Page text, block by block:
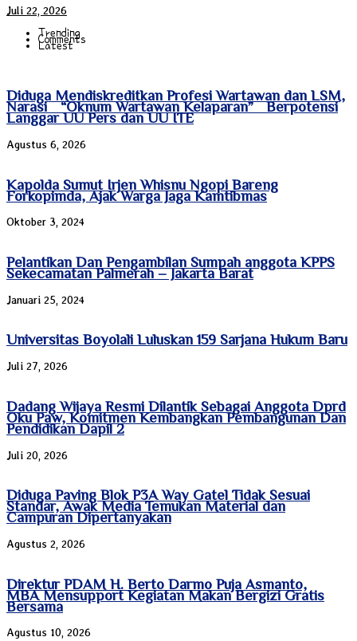
Juli 22, 2026
Trending
Comments
Latest
Diduga Mendiskreditkan Profesi Wartawan dan LSM,
Narasi “Oknum Wartawan Kelaparan” Berpotensi
Langgar UU Pers dan UU ITE
Agustus 6, 2026
Kapolda Sumut Irjen Whisnu Ngopi Bareng
Forkopimda, Ajak Warga Jaga Kamtibmas
Oktober 3, 2024
Pelantikan Dan Pengambilan Sumpah anggota KPPS
Sekecamatan Palmerah – Jakarta Barat
Januari 25, 2024
Universitas Boyolali Luluskan 159 Sarjana Hukum Baru
Juli 27, 2026
Dadang Wijaya Resmi Dilantik Sebagai Anggota Dprd
Oku Paw, Komitmen Kembangkan Pembangunan Dan
Pendidikan Dapil 2
Juli 20, 2026
Diduga Paving Blok P3A Way Gatel Tidak Sesuai
Standar, Awak Media Temukan Material dan
Campuran Dipertanyakan
Agustus 2, 2026
Direktur PDAM H. Berto Darmo Puja Asmanto,
MBA Mensupport Kegiatan Makan Bergizi Gratis
Bersama
Agustus 10, 2026